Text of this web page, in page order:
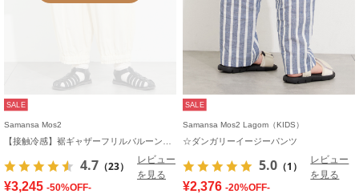
SALE
Samansa Mos2
4.7 （23）
レビュー
を見る
¥3,245 -50%OFF-
SALE
Samansa Mos2 Lagom（KIDS）
☆ダンガリーイージーパンツ
5.0 （1）
レビュー
を見る
¥2,376 -20%OFF-